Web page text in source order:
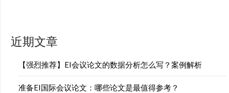
近期文章
【强烈推荐】EI会议论文的数据分析怎么写？案例解析
准备EI国际会议论文：哪些论文是最值得参考？